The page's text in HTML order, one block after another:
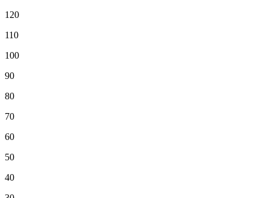
120
110
100
90
80
70
60
50
40